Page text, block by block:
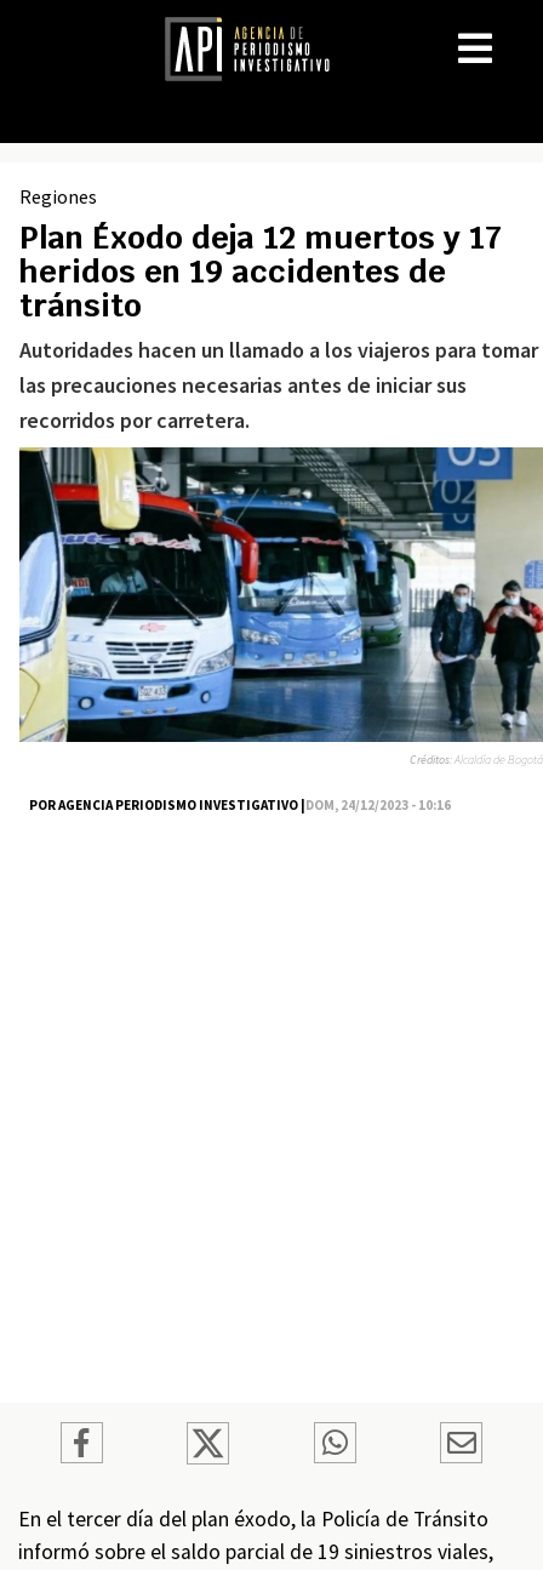
Regiones
Plan Éxodo deja 12 muertos y 17
heridos en 19 accidentes de
tránsito
Autoridades hacen un llamado a los viajeros para tomar
las precauciones necesarias antes de iniciar sus
recorridos por carretera.
POR AGENCIA PERIODISMO INVESTIGATIVO |DOM, 24/12/2023 - 10:16
Créditos:Alcaldía de Bogotá
En el tercer día del plan éxodo, la Policía de Tránsito
informó sobre el saldo parcial de 19 siniestros viales,